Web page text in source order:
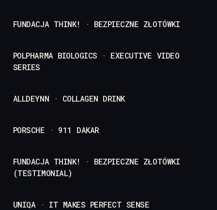
FUNDACJA THINK! · BEZPIECZNE ZŁOTÓWKI
POLPHARMA BIOLOGICS · EXECUTIVE VIDEO
SERIES
ALLDEYNN · COLLAGEN DRINK
PORSCHE · 911 DAKAR
FUNDACJA THINK! · BEZPIECZNE ZŁOTÓWKI
(TESTIMONIAL)
UNIQA · IT MAKES PERFECT SENSE